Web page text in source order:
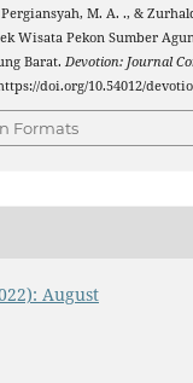
M. A. ., &
Wisata Pekon Sumber
Barat. Devotion: Journal
doi.org/10.54012/
Formats
August